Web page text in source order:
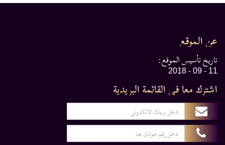
عن الموقع
تاريخ تأسيس الموقع:
11 - 09 - 2018
اشترك معا في القائمة البريدية